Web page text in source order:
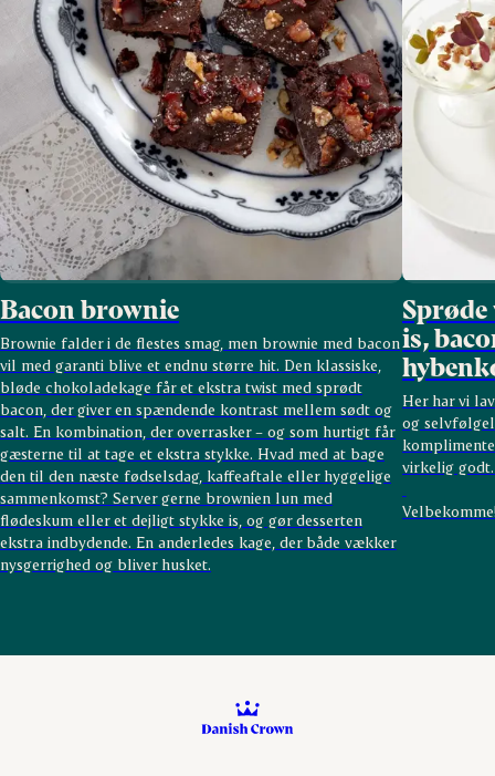
Bacon brownie
Brownie falder i de flestes smag, men brownie med bacon
vil med garanti blive et endnu større hit. Den klassiske,
bløde chokoladekage får et ekstra twist med sprødt
bacon, der giver en spændende kontrast mellem sødt og
salt. En kombination, der overrasker – og som hurtigt får
gæsterne til at tage et ekstra stykke. Hvad med at bage
den til den næste fødselsdag, kaffeaftale eller hyggelige
sammenkomst? Server gerne brownien lun med
flødeskum eller et dejligt stykke is, og gør desserten
ekstra indbydende. En anderledes kage, der både vækker
nysgerrighed og bliver husket.
Sprøde
is,
Her har vi
og
virkelig